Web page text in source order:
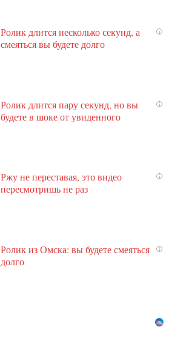
i
Ролик длится несколько секунд, а
смеяться вы будете долго
i
Ролик длится пару секунд, но вы
будете в шоке от увиденного
i
Ржу не переставая, это видео
пересмотришь не раз
i
Ролик из Омска: вы будете смеяться
долго